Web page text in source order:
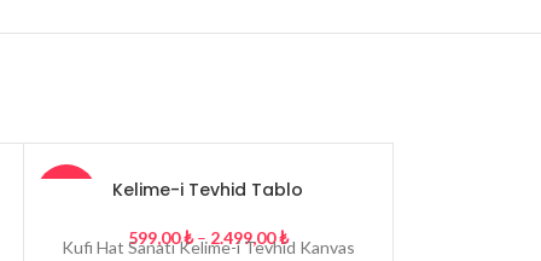
Kelime-i Tevhid Tablo
599,00₺ –2.499,00₺
Kufi Hat Sanatı Kelime-i Tevhid Kanvas